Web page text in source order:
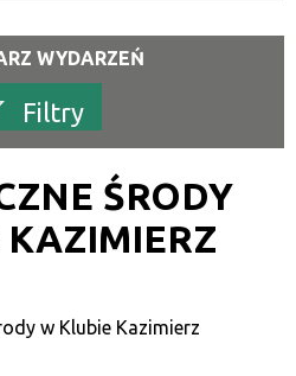
WYDARZEŃ
Filtry
—
ŚRODY